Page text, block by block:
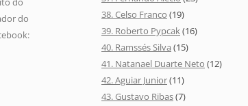
do
38. Celso Franco (19)
39. Roberto Pypcak(16)
40. Ramssés Silva (15)
41. Natanael Duarte Neto (12)
42. Aguiar Junior(11)
43. Gustavo Ribas(7)